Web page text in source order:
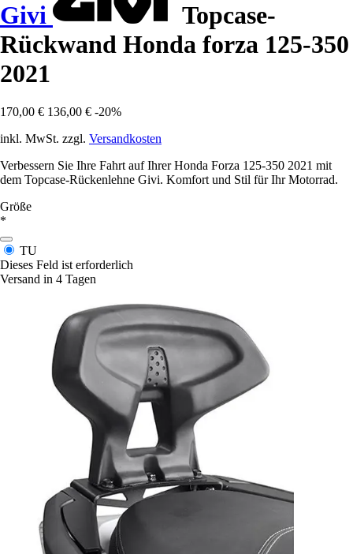
Givi
Topcase-
Rückwand Honda forza 125-350
2021
170,00 € 136,00 € -20%
inkl. MwSt. zzgl. Versandkosten
Verbessern Sie Ihre Fahrt auf Ihrer Honda Forza 125-350 2021 mit
dem Topcase-Rückenlehne Givi. Komfort und Stil für Ihr Motorrad.
Größe
*
TU
Dieses Feld ist erforderlich
Versand in 4 Tagen